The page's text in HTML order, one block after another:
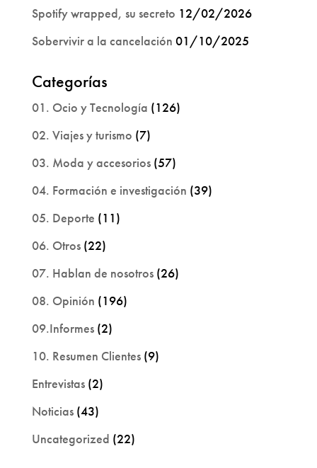
Spotify wrapped, su secreto 12/02/2026
Sobervivir a la cancelación 01/10/2025
Categorías
01. Ocio y Tecnología (126)
02. Viajes y turismo (7)
03. Moda y accesorios(57)
04. Formación e investigación (39)
05. Deporte (11)
06. Otros(22)
07. Hablan de nosotros(26)
08. Opinión (196)
09.Informes(2)
10. Resumen Clientes(9)
Entrevistas(2)
Noticias(43)
Uncategorized (22)